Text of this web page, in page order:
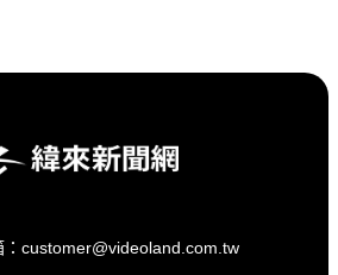
：customer@videoland.com.tw